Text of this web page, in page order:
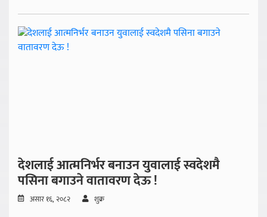
देशलाई आत्मनिर्भर बनाउन युवालाई स्वदेशमै
पसिना बगाउने वातावरण देऊ !
असार १६, २०८२ शुक्र